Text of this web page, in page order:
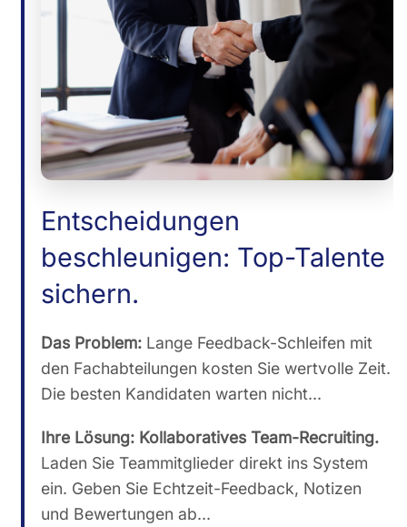
Entscheidungen
beschleunigen: Top-Talente
sichern.
Das Problem: Lange Feedback-Schleifen mit
den Fachabteilungen kosten Sie wertvolle Zeit.
Die besten Kandidaten warten nicht...
Ihre Lösung: Kollaboratives Team-Recruiting.
Laden Sie Teammitglieder direkt ins System
ein. Geben Sie Echtzeit-Feedback, Notizen
und Bewertungen ab...